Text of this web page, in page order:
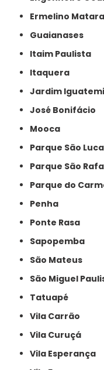
Ermelino
Guaianases
Itaim Paulista
Itaquera
Jardim Iguatemi
José Bonifácio
Mooca
Parque São
Parque São
Parque do
Penha
Ponte Rasa
Sapopemba
São Mateus
São Miguel
Tatuapé
Vila Carrão
Vila Curuçá
Vila Esperança